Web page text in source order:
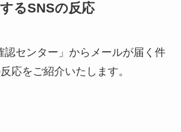
るSNSの反応
認センター」からメールが届く件
応をご紹介いたします。